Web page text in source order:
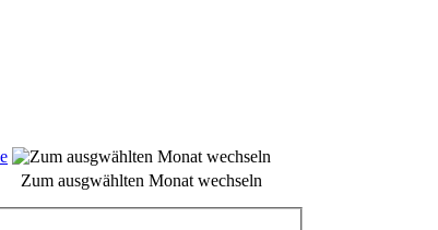
Zum ausgwählten Monat wechseln